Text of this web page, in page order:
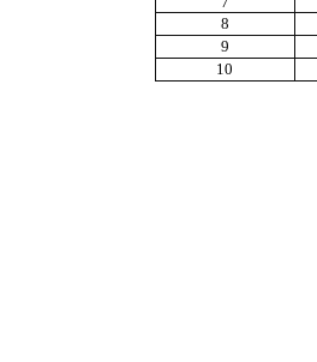
8
9
10